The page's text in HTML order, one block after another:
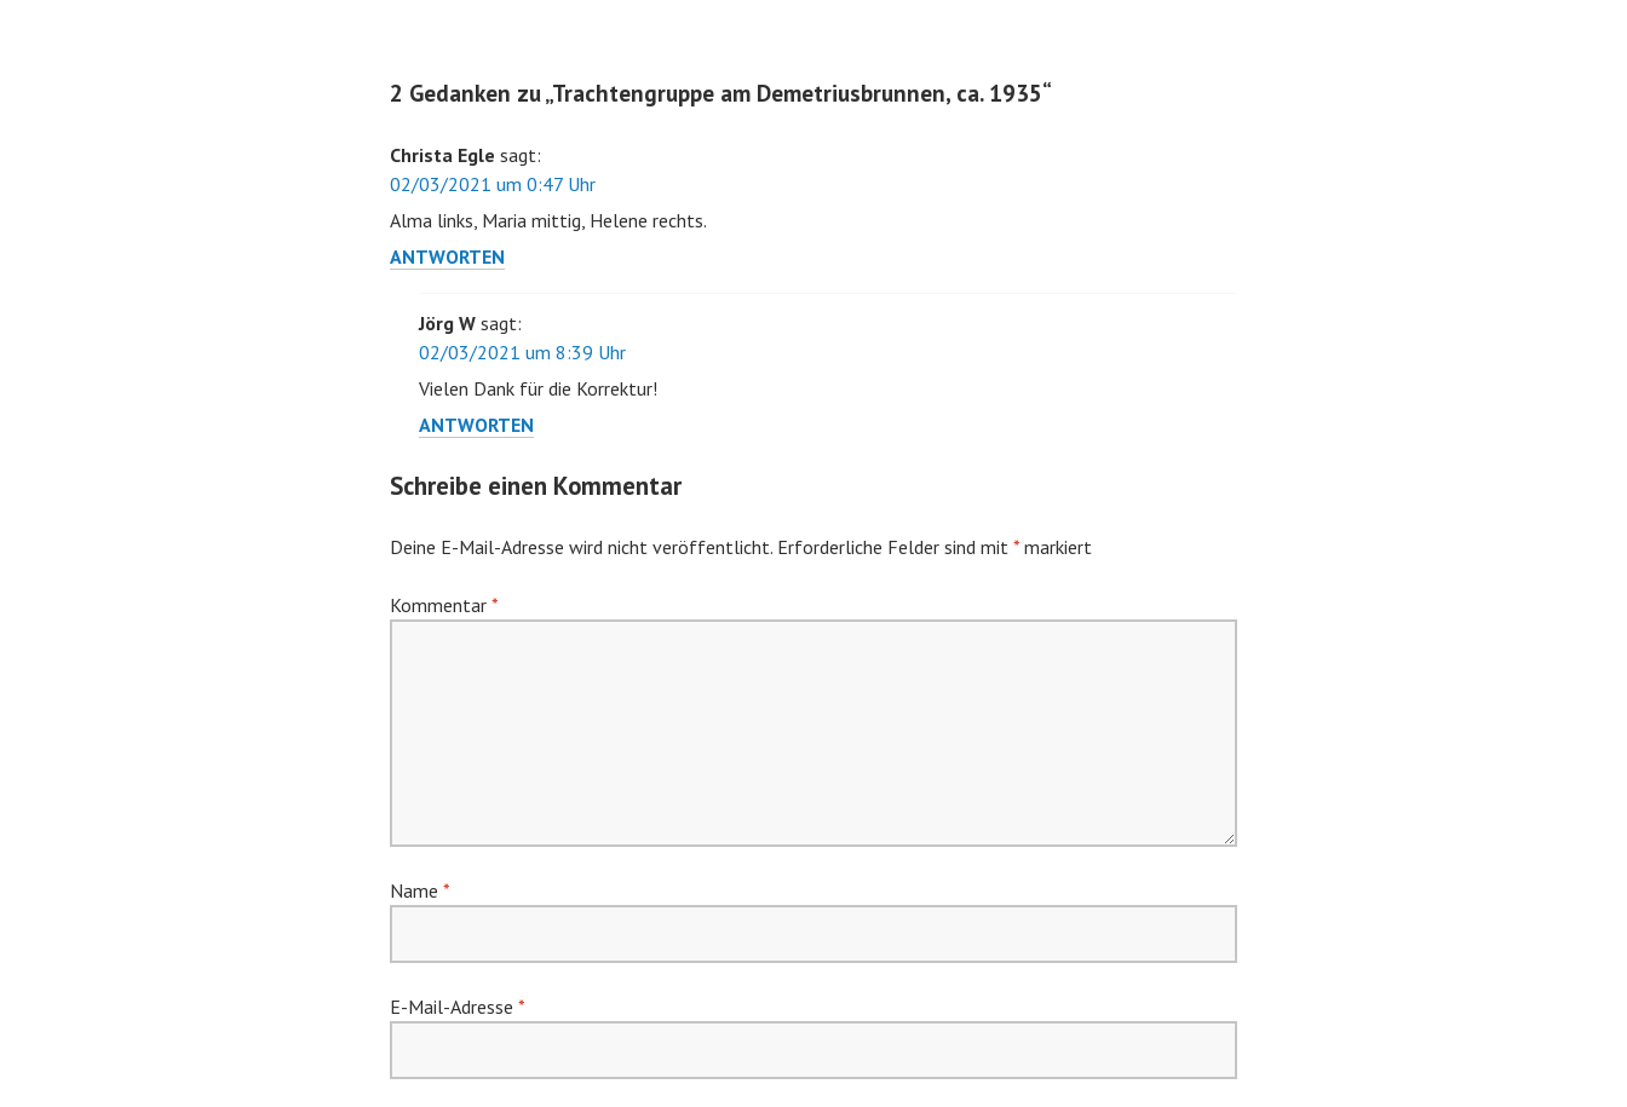
2 Gedanken zu „Trachtengruppe am Demetriusbrunnen, ca. 1935“
Christa Egle sagt:
02/03/2021 um 0:47 Uhr
Alma links, Maria mittig, Helene rechts.
ANTWORTEN
Jörg W sagt:
02/03/2021 um 8:39 Uhr
Vielen Dank für die Korrektur!
ANTWORTEN
Schreibe einen Kommentar
Deine E-Mail-Adresse wird nicht veröffentlicht. Erforderliche Felder sind mit * markiert
Kommentar *
Name *
E-Mail-Adresse *